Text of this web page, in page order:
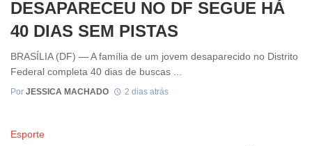
DESAPARECEU NO DF SEGUE HÁ
40 DIAS SEM PISTAS
BRASÍLIA (DF) — A família de um jovem desaparecido no Distrito
Federal completa 40 dias de buscas ...
Por JESSICA MACHADO 2 dias atrás
Esporte